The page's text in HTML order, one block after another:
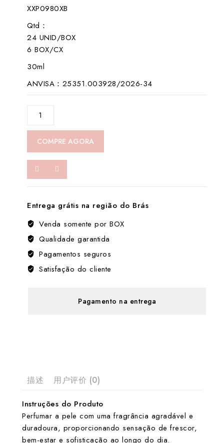
5
XXP0980XB
Qtd：
24 UNID/BOX
6 BOX/CX
30ml
ANVISA：25351.003928/2026-34
XXP0980XB-
Insondável
COMPRE AGORA
Entrega grátis na região do Brás
Venda somente por BOX
Qualidade garantida
Pagamentos seguros
Satisfação do cliente
Pagamento na entrega
描述 用户评价 (0)
Instruções do Produto
Perfumar a pele com uma fragrância agradável e
duradoura, proporcionando sensação de frescor,
bem-estar e sofisticação ao longo do dia.